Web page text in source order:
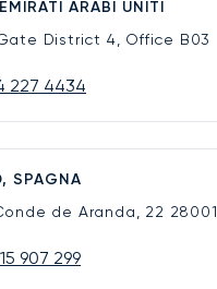
ARABI UNITI
District 4, Office B03
227 4434
SPAGNA
de Aranda, 22 28001
907 299